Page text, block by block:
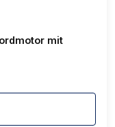
mit